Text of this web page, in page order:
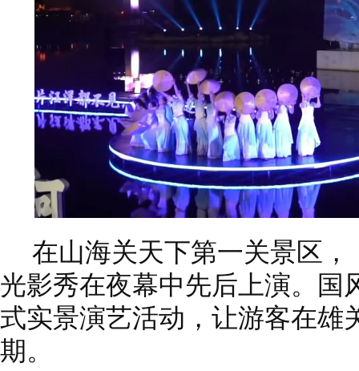
在山海关天下第一关景区
光影秀在夜幕中先后上演。国
式实景演艺活动，让游客在雄
期。